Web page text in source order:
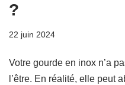
?
22 juin 2024
Votre gourde en inox n’a
l’être. En réalité, elle peut